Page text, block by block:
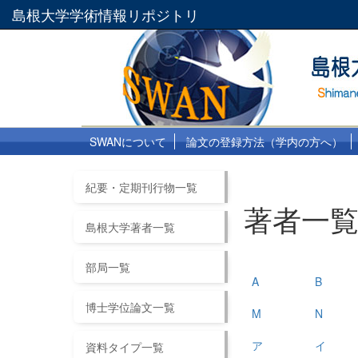
島根大学学術情報リポジトリ
SWANについて 論文の登録方法（学内の方へ）
紀要・定期刊行物一覧
島根大学著者一覧
部局一覧
博士学位論文一覧
資料タイプ一覧
著者一覧
A B
M
N
ア
イ